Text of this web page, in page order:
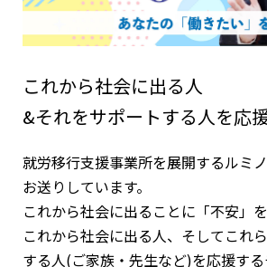
これから社会に出る人
&それをサポートする人を応
就労移行支援事業所を展開するルミ
お送りしています。
これから社会に出ることに「不安」
これから社会に出る人、そしてこれ
する人(ご家族・先生など)を応援する